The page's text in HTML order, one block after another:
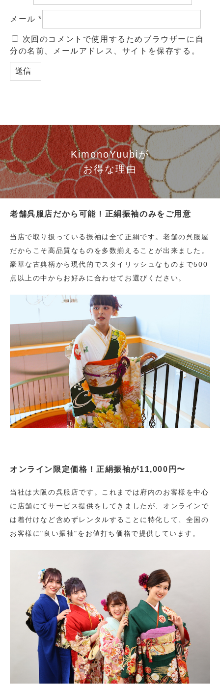
メール*
次回のコメントで使用するためブラウザーに自
分の名前、メールアドレス、サイトを保存する。
KimonoYuubiが
お得な理由
老舗呉服店だから可能！正絹振袖のみをご用意
当店で取り扱っている振袖は全て正絹です。老舗の呉服屋
だからこそ高品質なものを多数揃えることが出来ました。
豪華な古典柄から現代的でスタイリッシュなものまで500
点以上の中からお好みに合わせてお選びください。
オンライン限定価格！正絹振袖が11,000円〜
当社は大阪の呉服店です。これまでは府内のお客様を中心
に店舗にてサービス提供をしてきましたが、オンラインで
は着付けなど含めずレンタルすることに特化して、全国の
お客様に"良い振袖"をお値打ち価格で提供しています。